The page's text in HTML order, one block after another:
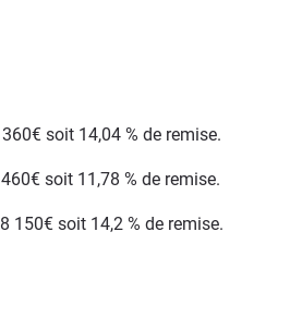
soit 14,04 % de remise.
soit 11,78 % de remise.
150€ soit 14,2 % de remise.